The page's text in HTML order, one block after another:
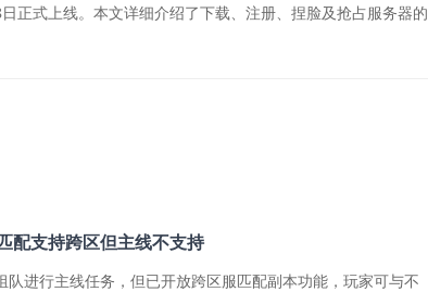
正式上线。本文详细介绍了下载、注册、捏脸及抢占服务器的
配支持跨区但主线不支持
进行主线任务，但已开放跨区服匹配副本功能，玩家可与不